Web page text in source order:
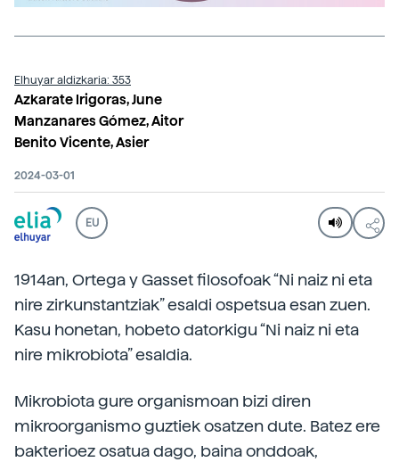
Elhuyar aldizkaria: 353
Azkarate Irigoras, June
Manzanares Gómez, Aitor
Benito Vicente, Asier
2024-03-01
EU
1914an, Ortega y Gasset filosofoak “Ni naiz ni eta
nire zirkunstantziak” esaldi ospetsua esan zuen.
Kasu honetan, hobeto datorkigu “Ni naiz ni eta
nire mikrobiota” esaldia.
Mikrobiota gure organismoan bizi diren
mikroorganismo guztiek osatzen dute. Batez ere
bakterioez osatua dago, baina onddoak,